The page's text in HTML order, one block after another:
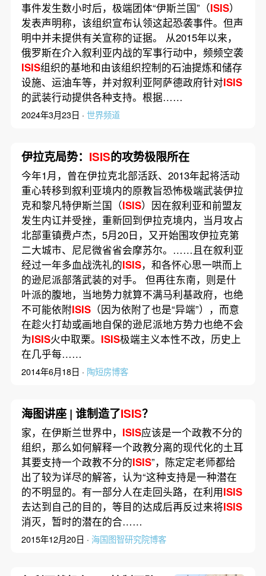
事件发生数小时后，极端团体“伊斯兰国”（ISIS）
发表声明称，该组织宣布认领这起恐袭事件。但声
明中并未提供有关宣称的证据。 从2015年以来，
俄罗斯在介入叙利亚内战的军事行动中，频频空袭
ISIS组织的基地和由该组织控制的石油提炼和储存
设施、运油车等，并对叙利亚阿萨德政府针对ISIS
的武装行动提供各种支持。根据……
2024年3月23日 · 世界频道
伊拉克局势： ISIS的攻势极限所在
今年1月，曾在伊拉克北部活跃、2013年起将活动
重心转移到叙利亚境内的原教旨恐怖极端武装伊拉
克和黎凡特伊斯兰国（ISIS）因在叙利亚和前盟友
发生内讧并受挫，重新回到伊拉克境内，当月攻占
北部重镇费卢杰，5月20日，又开始围攻伊拉克第
二大城市、尼尼微省省会摩苏尔。……且在叙利亚
经过一年多血战洗礼的ISIS，和各怀心思一哄而上
的逊尼派部落武装的对手。 但再往东南，则是什
叶派的腹地，当地势力就算不满马利基政府，也绝
不可能依附ISIS（因为依附了也是“异端”），而意
在趁火打劫或画地自保的逊尼派地方势力也绝不会
为ISIS火中取栗。 ISIS极端主义本性不改，历史上
在几乎每……
2014年6月18日 · 陶短房博客
海图讲座 | 谁制造了ISIS？
家，在伊斯兰世界中， ISIS应该是一个政教不分的
组织，那么如何解释一个政教分离的现代化的土耳
其要支持一个政教不分的ISIS”，陈定定老师都给
出了较为详尽的解答，认为“这种支持是一种潜在
的不明显的。有一部分人在走回头路，在利用ISIS
去达到自己的目的，等目的达成后再反过来将ISIS
消灭，暂时的潜在的合……
2015年12月20日 · 海国图智研究院博客